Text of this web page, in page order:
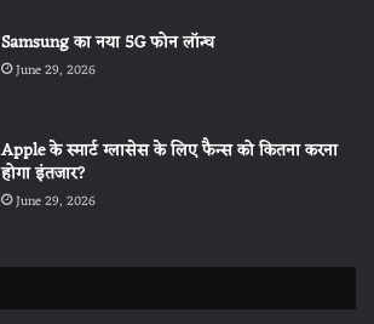
Samsung का नया 5G फोन लॉन्च
June 29, 2026
Apple के स्मार्ट ग्लासेस के लिए फैन्स को कितना करना
होगा इंतजार?
June 29, 2026